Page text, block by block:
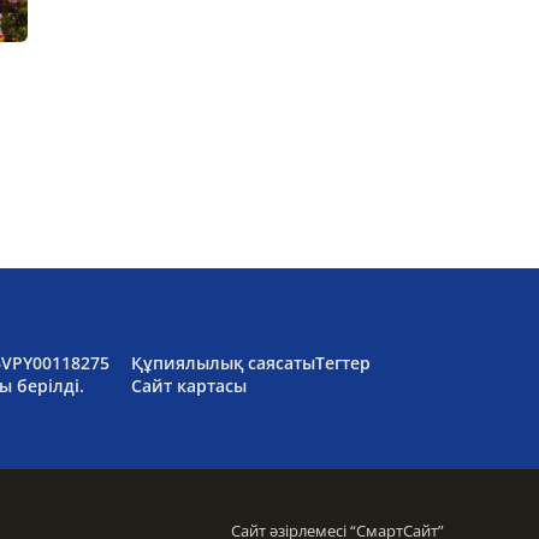
берілді.
Құпиялылық саясатыТегтер
Сайт картасы
Сайт әзірлемесі “СмартСайт”